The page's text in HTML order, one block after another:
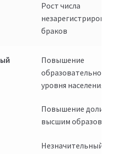
Рост числа
браков
Повышение
образовательного
уровня населения
Повышение доли
высшим
Незначительный